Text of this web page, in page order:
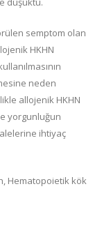
semptom olan
HKHN
neden
allojenik HKHN
yorgunluğun
ihtiyaç
Hematopoietik kök